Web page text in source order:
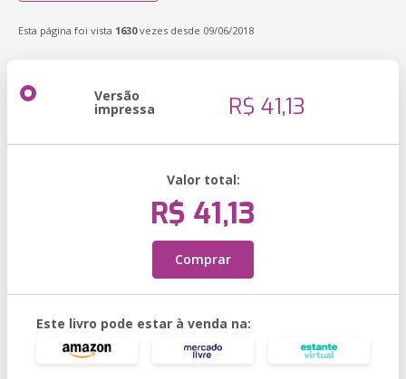
Esta página foi vista 1630vezes desde 09/06/2018
Versão
impressa R$ 41,13
Valor total:
R$ 41,13
Comprar
Este livro pode estar à venda na: